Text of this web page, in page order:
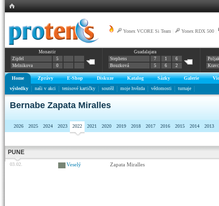
Yonex VCORE Si Team Yonex RDX 500
Monastir
Zipfel
5
Melnikova
0
Guadalajara
Stephens
7 1
6
Bouzková
5 6 2
Home Zprávy E-Shop Diskuze Katalog Sázky Galerie
výsledky
naši v akci tenisové kartičky soutěž moje hvězda vědomosti turnaje
Bernabe Zapata Miralles
2026 2025 2024 2023 2022 2021 2020 2019 2018 2017 2016 2015 2014 2013
PUNE
03.02. Veselý Zapata Miralles